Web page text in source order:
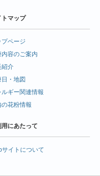
トマップ
プページ
内容のご案内
紹介
日・地図
ルギー関連情報
の花粉情報
用にあたって
サイトについて